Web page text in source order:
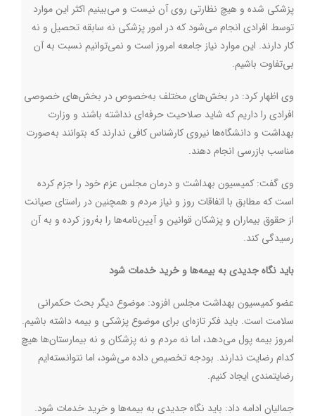
پزشکی شده و هیچ نظارتی روی آن نیست و می‌بینیم اکثر این موارد
توسط افرادی انجام می‌شود که در امور پزشکی نه سابقه تحصیل و نه
کار دارند. این موارد نیاز جامعه امروز است و نمی‌توانیم نسبت به آن
بی‌تفاوت باشیم.
وی اظهار کرد: در بخش‌های مختلف به‌خصوص در بخش‌های خصوصی
افرادی را داریم که شاید صلاحیت حرفه‌ای نداشته باشند و وزارت
بهداشت و دانشگاه‌ها نیروی کارشناس کافی ندارند که بتوانند به‌صورت
مناسب بازرسی انجام دهند.
وی گفت: کمیسیون بهداشت و درمان مجلس عزم خود را جزم کرده
است که مطابق با اتفاقات روز و نیاز مردم و همچنین در راستای صیانت
از حقوق بیماران و پزشکان قوانین و آیین‌نامه‌ها را به‌ٰروز کرده و به آن
رسیدگی کند.
باید نگاه جدیدی به بیمه‌ها و خرید خدمات شود
عضو کمیسیون بهداشت مجلس افزود:‌ موضوع دیگر بحث حکمرانی
سلامت است. باید فکر تازه‌ای برای موضوع پزشکی و بیمه داشته باشیم.
امروز بیمه پول می‌دهد، اما نه مردم و نه پزشکان و نه بیمارستان‌ها هیچ
کدام رضایت ندارند. بودجه تخصیص داده می‌شود، اما نتوانسته‌ایم
رضایتمندی ایجاد کنیم.
جمالیان ادامه داد:‌ باید نگاه جدیدی به بیمه‌ها و خرید خدمات شود.